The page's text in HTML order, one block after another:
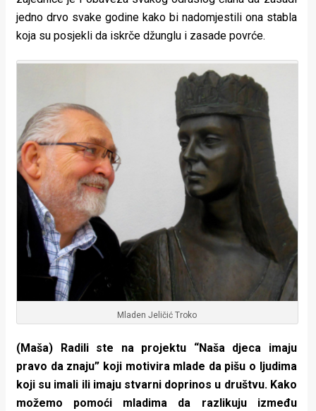
jedno drvo svake godine kako bi nadomjestili ona stabla
koja su posjekli da iskrče džunglu i zasade povrće.
Mladen Jeličić Troko
(Maša) Radili ste na projektu “Naša djeca imaju
pravo da znaju” koji motivira mlade da pišu o ljudima
koji su imali ili imaju stvarni doprinos u društvu. Kako
možemo pomoći mladima da razlikuju između